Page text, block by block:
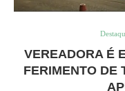
VEREADORA É
FERIMENTO DE